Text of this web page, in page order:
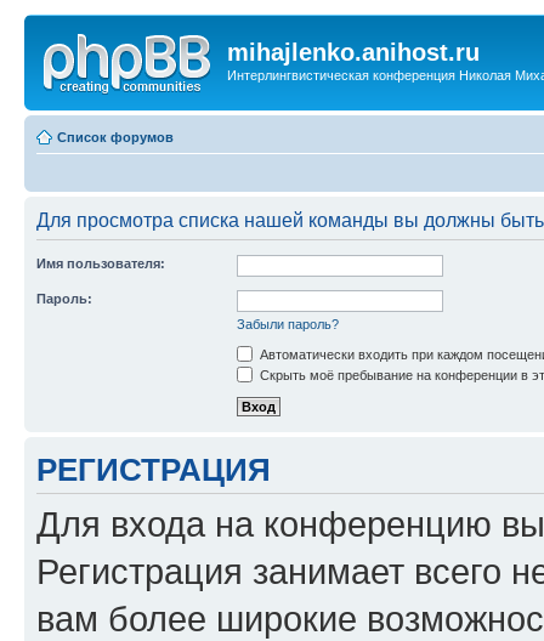
mihajlenko.anihost.ru
Интерлингвистическая конференция Николая
Список форумов
Для просмотра списка нашей команды вы должны
Имя пользователя:
Пароль:
Забыли пароль?
Автоматически входить при каждом
Скрыть моё пребывание на конференции в
РЕГИСТРАЦИЯ
Для входа на конференцию
Регистрация занимает всего
вам более широкие